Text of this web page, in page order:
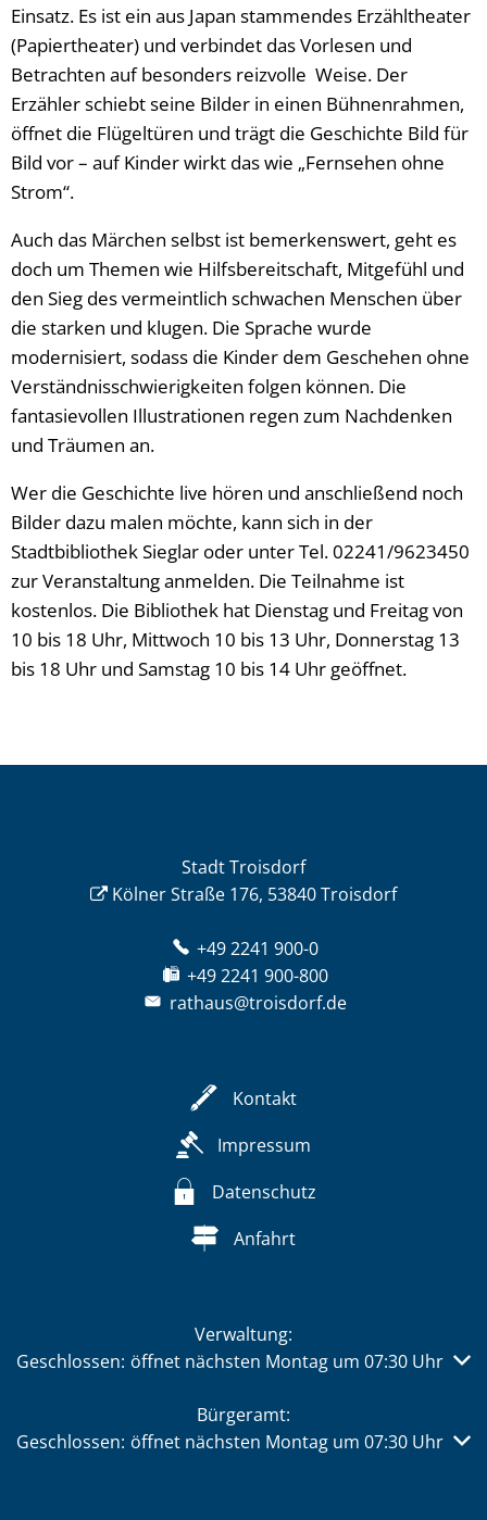
Einsatz. Es ist ein aus Japan stammendes Erzähltheater
(Papiertheater) und verbindet das Vorlesen und
Betrachten auf besonders reizvolle Weise. Der
Erzähler schiebt seine Bilder in einen Bühnenrahmen,
öffnet die Flügeltüren und trägt die Geschichte Bild für
Bild vor – auf Kinder wirkt das wie „Fernsehen ohne
Strom“.
Auch das Märchen selbst ist bemerkenswert, geht es
doch um Themen wie Hilfsbereitschaft, Mitgefühl und
den Sieg des vermeintlich schwachen Menschen über
die starken und klugen. Die Sprache wurde
modernisiert, sodass die Kinder dem Geschehen ohne
Verständnisschwierigkeiten folgen können. Die
fantasievollen Illustrationen regen zum Nachdenken
und Träumen an.
Wer die Geschichte live hören und anschließend noch
Bilder dazu malen möchte, kann sich in der
Stadtbibliothek Sieglar oder unter Tel. 02241/9623450
zur Veranstaltung anmelden. Die Teilnahme ist
kostenlos. Die Bibliothek hat Dienstag und Freitag von
10 bis 18 Uhr, Mittwoch 10 bis 13 Uhr, Donnerstag 13
bis 18 Uhr und Samstag 10 bis 14 Uhr geöffnet.
Stadt Troisdorf
Kölner Straße 176, 53840 Troisdorf
+49 2241 900-0
+49 2241 900-800
rathaus@troisdorf.de
Kontakt
Impressum
Datenschutz
Anfahrt
Verwaltung:
Klicken, um weitere Öffnungs- oder Schließzeiten
Geschlossen: öffnet nächsten Montag um 07:30 Uhr
Bürgeramt:
Klicken, um weitere Öffnungs- oder Schließzeiten
Geschlossen: öffnet nächsten Montag um 07:30 Uhr